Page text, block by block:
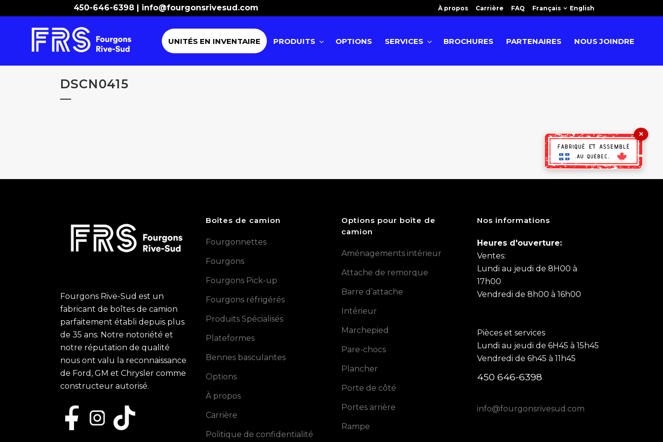
450-646-6398 | info@fourgonsrivesud.com À propos Carrière FAQ Français English
UNITÉS EN INVENTAIRE PRODUITS OPTIONS SERVICES BROCHURES PARTENAIRES NOUS JOINDRE
DSCN0415
Fourgons Rive-Sud est un
fabricant de boîtes de camion
parfaitement établi depuis plus
de 35 ans. Notre notoriété et
notre réputation de qualité
nous ont valu la reconnaissance
de Ford, GM et Chrysler comme
constructeur autorisé.
Boîtes de camion
Fourgonnettes
Fourgons
Fourgons Pick-up
Fourgons réfrigérés
Produits Spécialisés
Plateformes
Bennes basculantes
Options
À propos
Carrière
Politique de confidentialité
Options pour boîte de
camion
Aménagements intérieur
Attache de remorque
Barre d’attache
Intérieur
Marchepied
Pare-chocs
Plancher
Porte de côté
Portes arrière
Rampe
Nos informations
Heures d'ouverture:
Ventes:
Lundi au jeudi de 8H00 à
17h00
Vendredi de 8h00 à 16h00
Pièces et services
Lundi au jeudi de 6H45 à 15h45
Vendredi de 6h45 à 11h45
450 646-6398
info@fourgonsrivesud.com
×